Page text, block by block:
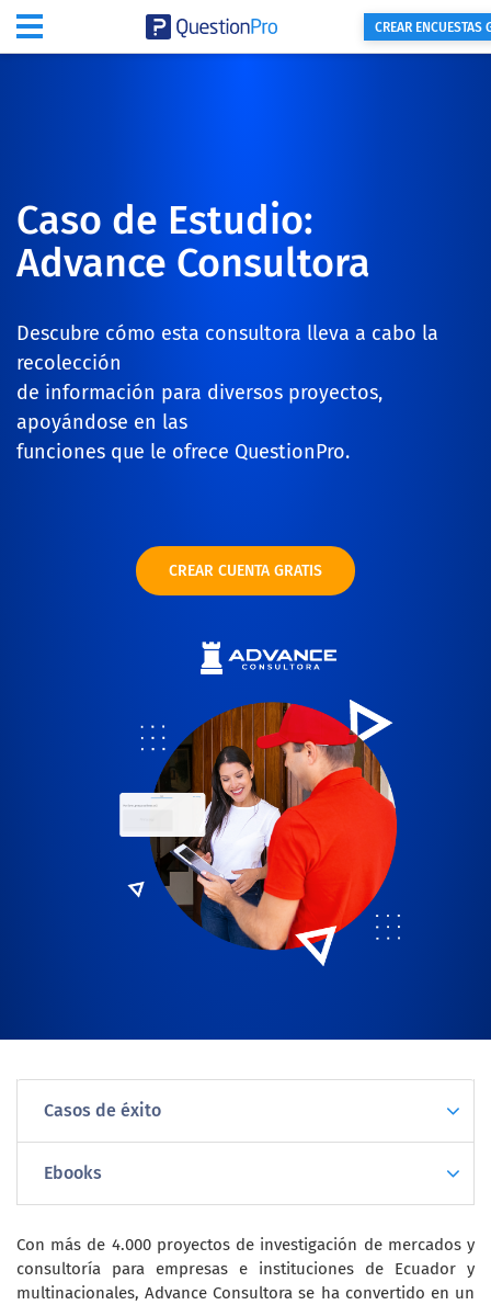
CREAR ENCUESTAS
Caso de Estudio:
Advance Consultora
Descubre cómo esta consultora lleva a cabo la
recolección
de información para diversos proyectos,
apoyándose en las
funciones que le ofrece QuestionPro.
CREAR CUENTA GRATIS
Casos de éxito
Ebooks
Con más de 4.000 proyectos de investigación de mercados y
consultoría para empresas e instituciones de Ecuador y
multinacionales, Advance Consultora se ha convertido en un